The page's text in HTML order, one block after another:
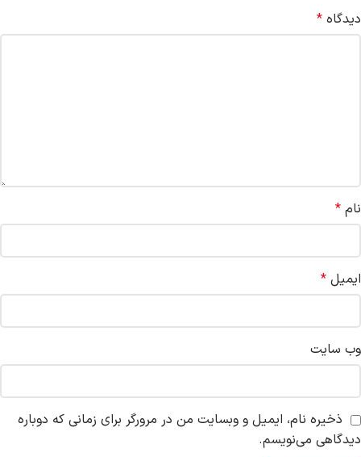
دیدگاه *
نام *
ایمیل *
وب‌ سایت
ذخیره نام، ایمیل و وبسایت من در مرورگر برای زمانی که دوباره
دیدگاهی می‌نویسم.